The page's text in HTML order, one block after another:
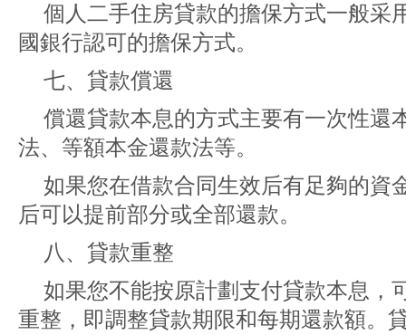
個人二手住房貸款的擔保方式一般采
國銀行認可的擔保方式。
七、貸款償還
償還貸款本息的方式主要有一次性還
法、等額本金還款法等。
如果您在借款合同生效后有足夠的資
后可以提前部分或全部還款。
八、貸款重整
如果您不能按原計劃支付貸款本息，
重整，即調整貸款期限和每期還款額。